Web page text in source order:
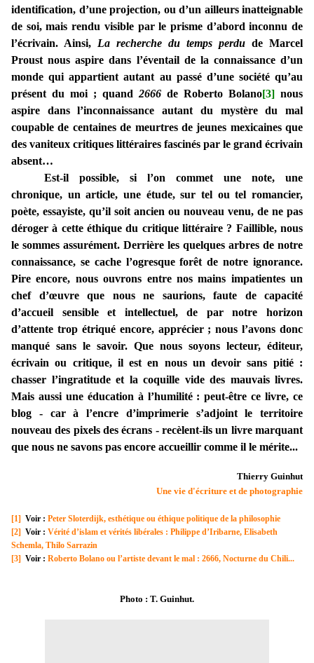
identification, d’une projection, ou d’un ailleurs inatteignable
de soi, mais rendu visible par le prisme d’abord inconnu de
l’écrivain. Ainsi, La recherche du temps perdu de Marcel
Proust nous aspire dans l’éventail de la connaissance d’un
monde qui appartient autant au passé d’une société qu’au
présent du moi ; quand 2666 de Roberto Bolano[3] nous
aspire dans l’inconnaissance autant du mystère du mal
coupable de centaines de meurtres de jeunes mexicaines que
des vaniteux critiques littéraires fascinés par le grand écrivain
absent…
Est-il possible, si l’on commet une note, une
chronique, un article, une étude, sur tel ou tel romancier,
poète, essayiste, qu’il soit ancien ou nouveau venu, de ne pas
déroger à cette éthique du critique littéraire ? Faillible, nous
le sommes assurément. Derrière les quelques arbres de notre
connaissance, se cache l’ogresque forêt de notre ignorance.
Pire encore, nous ouvrons entre nos mains impatientes un
chef d’œuvre que nous ne saurions, faute de capacité
d’accueil sensible et intellectuel, de par notre horizon
d’attente trop étriqué encore, apprécier ; nous l’avons donc
manqué sans le savoir. Que nous soyons lecteur, éditeur,
écrivain ou critique, il est en nous un devoir sans pitié :
chasser l’ingratitude et la coquille vide des mauvais livres.
Mais aussi une éducation à l’humilité : peut-être ce livre, ce
blog - car à l’encre d’imprimerie s’adjoint le territoire
nouveau des pixels des écrans - recèlent-ils un livre marquant
que nous ne savons pas encore accueillir comme il le mérite...
Thierry Guinhut
Une vie d'écriture et de photographie
[1] Voir : Peter Sloterdijk, esthétique ou éthique politique de la philosophie
[2] Voir : Vérité d’islam et vérités libérales : Philippe d’Iribarne, Elisabeth
Schemla, Thilo Sarrazin
[3] Voir : Roberto Bolano ou l’artiste devant le mal : 2666, Nocturne du Chili...
Photo : T. Guinhut.